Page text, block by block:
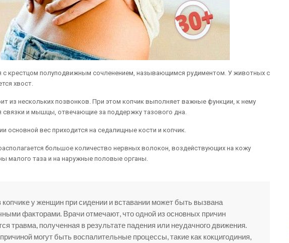
с крестцом полуподвижным сочленением, называющимся рудиментом. У животных с
хвост.
из нескольких позвонков. При этом копчик выполняет важные функции, к нему
связки и мышцы, отвечающие за поддержку тазового дна.
основной вес приходится на седалищные кости и копчик.
большое количество нервных волокон, воздействующих на кожу
малого таза и на наружные половые органы.
копчике у женщин при сидении и вставании может быть вызвана
факторами. Врачи отмечают, что одной из основных причин
травма, полученная в результате падения или неудачного движения.
могут быть воспалительные процессы, такие как кокцигодиния,